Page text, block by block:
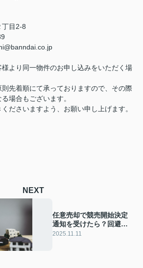
目2-8
より同一物件のお申し込みをいただく場
先着順にて承っておりますので、その際
場合もございます。
ださいますよう、お願い申し上げます。
NEXT
任意売却で競売開始決定
通知を受けたら？回避の
流れや対応策も解説
2025.11.11